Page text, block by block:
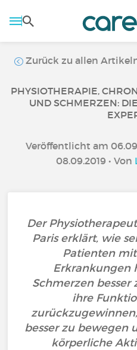
Zurück zu allen
PHYSIOTHERAPIE,
UND SCHMERZEN:
Veröffentlicht am
08.09.2019 • Von
Der
Paris erklärt, wie
Patienten
Erkrankungen
Schmerzen
ihre
besser zu bewegen
körperliche